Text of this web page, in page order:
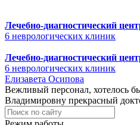
Лечебно-диагностический
6 неврологических клиник
Лечебно-диагностический
6 неврологических клиник
Елизавета Осипова
Вежливый персонал, хотелось
Владимировну прекрасный